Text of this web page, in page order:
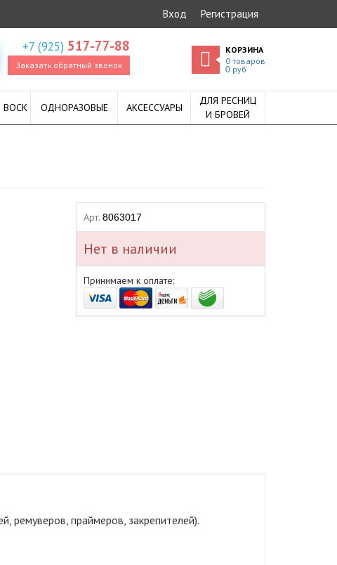
Вход Регистрация
+7 (925) 517-77-88
Заказать обратный звонок
КОРЗИНА
0 товаров
0руб
ВОСК ОДНОРАЗОВЫЕ АКСЕССУАРЫ
ДЛЯ РЕСНИЦ
И БРОВЕЙ
Арт. 8063017
Нет в наличии
Принимаем к оплате:
ремуверов, праймеров, закрепителей).